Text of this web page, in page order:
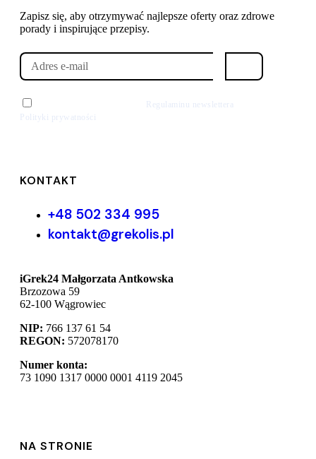
KONTAKT
+48 502 334 995
kontakt@grekolis.pl
iGrek24 Małgorzata Antkowska
Brzozowa 59
62-100 Wągrowiec
NIP: 766 137 61 54
REGON: 572078170
Numer konta:
73 1090 1317 0000 0001 4119 2045
NA STRONIE
Zapisz się, aby otrzymywać najlepsze oferty oraz zdrowe
porady i inspirujące przepisy.
Regulaminu newslettera
Polityki prywatności